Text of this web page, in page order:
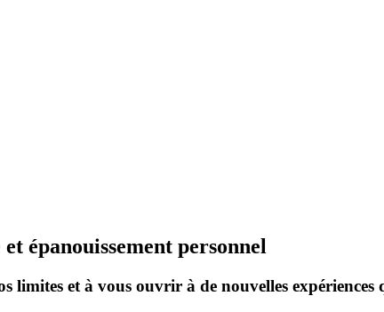
épanouissement personnel
limites et à vous ouvrir à de nouvelles